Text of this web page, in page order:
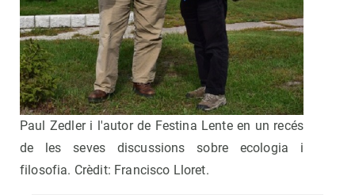
Paul Zedler i l'autor de Festina Lente en un recés
de les seves discussions sobre ecologia i
filosofia. Crèdit: Francisco Lloret.